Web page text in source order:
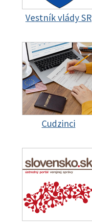
Vestník vlády SR
Cudzinci